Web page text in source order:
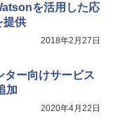
を活用した応
提供
2018年2月27日
ター向けサービス
加
2020年4月22日